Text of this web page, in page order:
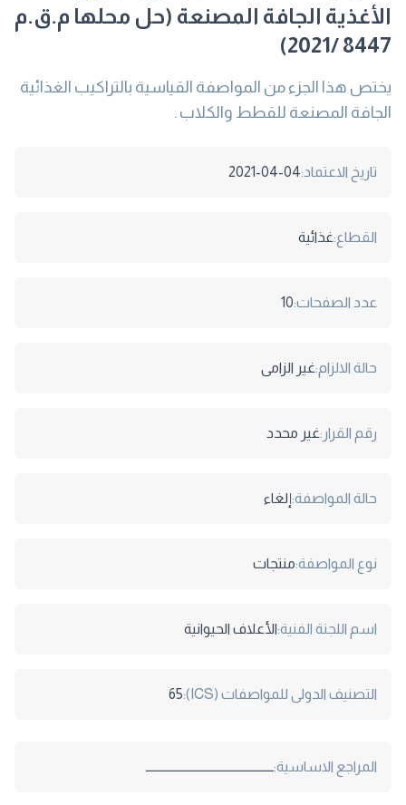
الأغذية الجافة المصنعة (حل محلها م.ق.م
8447 /2021)
يختص هذا الجزء من المواصفة القياسية بالتراكيب الغذائية
الجافة المصنعة للقطط والكلاب .
تاريخ الاعتماد:2021-04-04
القطاع:غذائية
عدد الصفحات:10
حالة الالزام:غير الزامى
رقم القرار:غير محدد
حالة المواصفة:إلغاء
نوع المواصفة:منتجات
اسم اللجنة الفنية:الأعلاف الحيوانية
التصنيف الدولى للمواصفات (ICS): 65
المراجع الاساسية:ـــــــــــــــــــــــــــــــــــــــــــــــ